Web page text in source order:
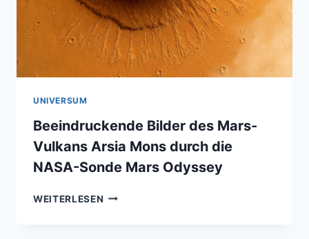
UNIVERSUM
Beeindruckende Bilder des Mars-
Vulkans Arsia Mons durch die
NASA-Sonde Mars Odyssey
WEITERLESEN BEEINDRUCKENDE